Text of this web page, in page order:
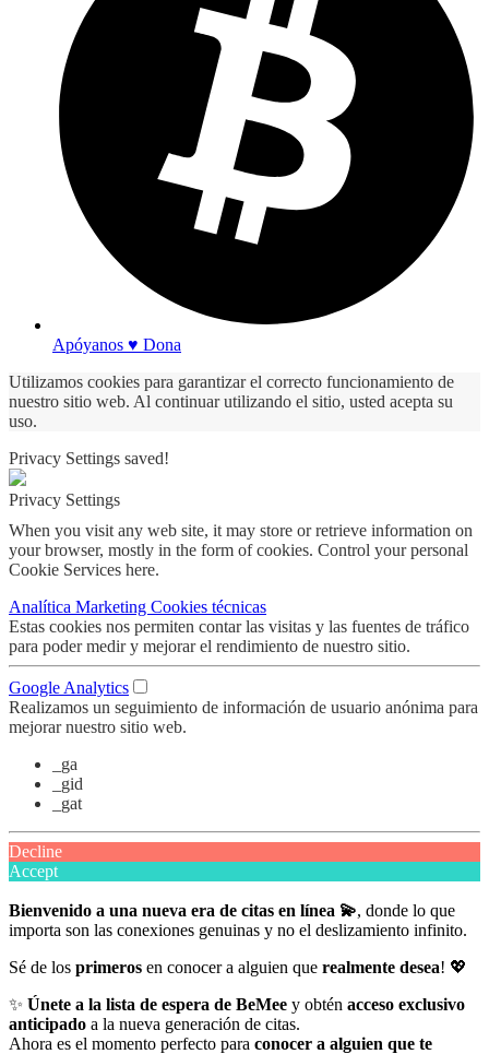
Apóyanos ♥ Dona
Utilizamos cookies para garantizar el correcto funcionamiento de
nuestro sitio web. Al continuar utilizando el sitio, usted acepta su
uso.
Privacy Settings saved!
Privacy Settings
When you visit any web site, it may store or retrieve information on
your browser, mostly in the form of cookies. Control your personal
Cookie Services here.
Analítica Marketing Cookies técnicas
Estas cookies nos permiten contar las visitas y las fuentes de tráfico
para poder medir y mejorar el rendimiento de nuestro sitio.
Google Analytics
Realizamos un seguimiento de información de usuario anónima para
mejorar nuestro sitio web.
_ga
_gid
_gat
Decline
Accept
Bienvenido a una nueva era de citas en línea 💫, donde lo que
importa son las conexiones genuinas y no el deslizamiento infinito.
Sé de los primeros en conocer a alguien que realmente desea! 💖
✨ Únete a la lista de espera de BeMee y obtén acceso exclusivo
anticipado a la nueva generación de citas.
Ahora es el momento perfecto para conocer a alguien que te